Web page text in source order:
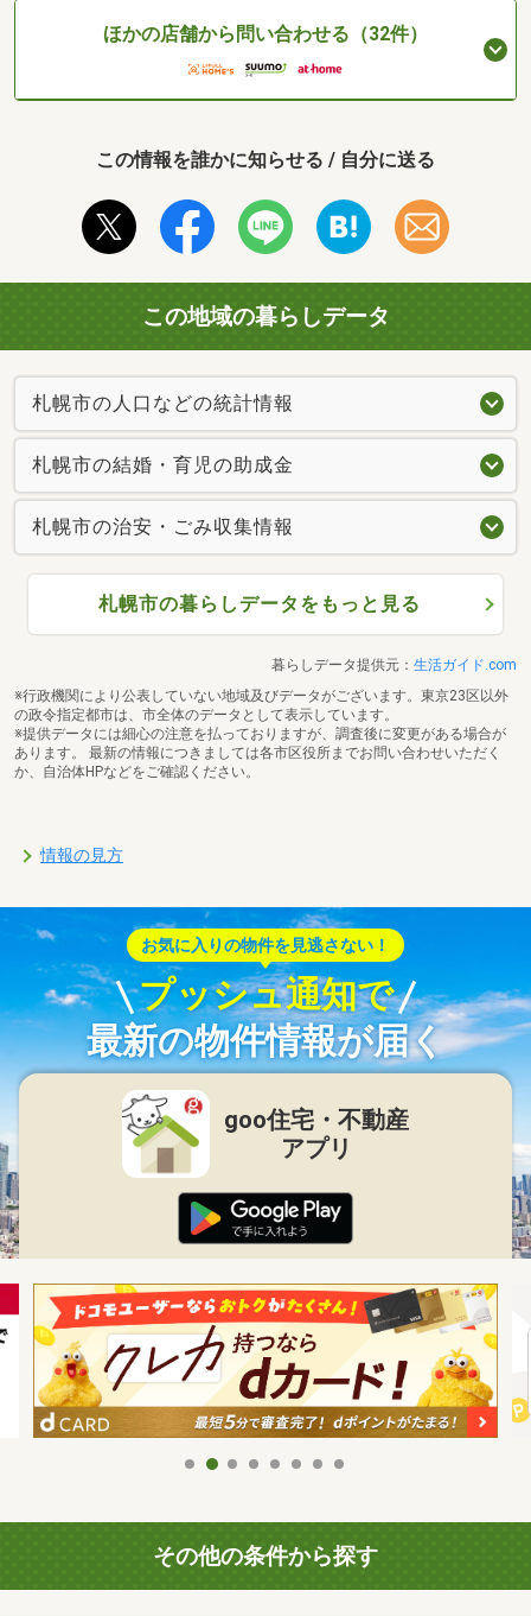
ほかの店舗から問い合わせる（32件）
この情報を誰かに知らせる / 自分に送る
この地域の暮らしデータ
札幌市の人口などの統計情報
札幌市の結婚・育児の助成金
札幌市の治安・ごみ収集情報
札幌市の暮らしデータをもっと見る
暮らしデータ提供元： 生活ガイド.com
※行政機関により公表していない地域及びデータがございます。東京23区以外
の政令指定都市は、市全体のデータとして表示しています。
※提供データには細心の注意を払っておりますが、調査後に変更がある場合が
あります。 最新の情報につきましては各市区役所までお問い合わせいただく
か、自治体HPなどをご確認ください。
情報の見方
お気に入りの物件を見逃さない！
プッシュ通知で
最新の物件情報が届く
goo住宅・不動産
アプリ
その他の条件から探す